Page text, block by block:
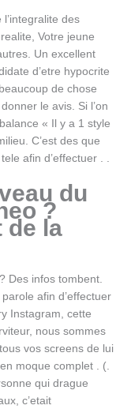
des
Votre jeune
Un excellent
d’etre hypocrite
de chose
le avis. Si l’on
« Il y a 1 style
C’est des que
afin d’effectuer . .
du
?
de la
Des infos tombent.
afin d’effectuer
Instagram, cette
nous sommes
vos screens de lui
moque complet . (.
qui drague
c’etait